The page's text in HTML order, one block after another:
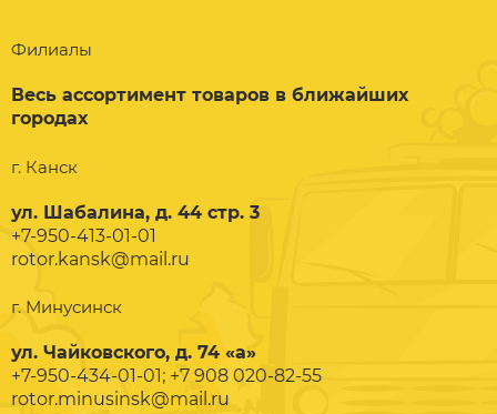
Филиалы
Весь ассортимент товаров в ближайших
городах
г. Канск
ул. Шабалина, д. 44 стр. 3
+7-950-413-01-01
rotor.kansk@mail.ru
г. Минусинск
ул. Чайковского, д. 74 «а»
+7-950-434-01-01; +7 908 020-82-55
rotor.minusinsk@mail.ru